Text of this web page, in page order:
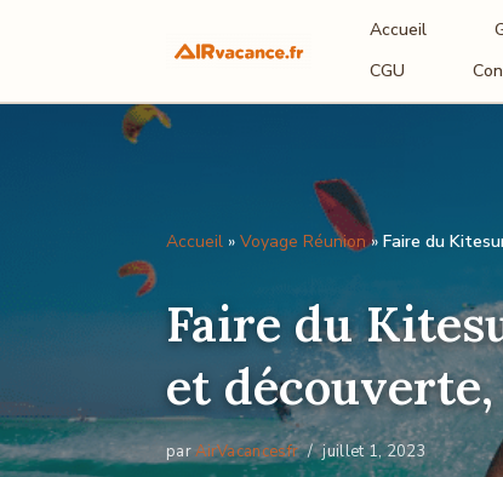
au
Accueil
CGU
Accueil » Voyage Réunion» Faire du
Faire du
et
parAirVacancesfr juillet 1, 2023